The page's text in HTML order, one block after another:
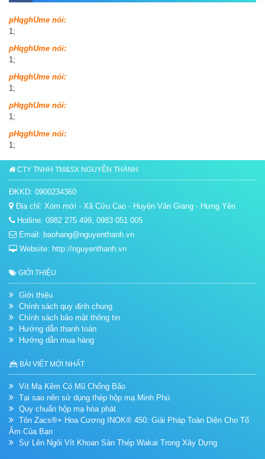
pHqghUme nói:
1;
pHqghUme nói:
1;
pHqghUme nói:
1;
pHqghUme nói:
1;
pHqghUme nói:
1;
CTY TNHH TM&SX NGUYỄN THÀNH
ĐKKD: 0900234360
Địa chỉ: Xóm mới - Xã Cửu Cao - Huyện Văn Giang - Hưng Yên
Hotline: 0982 275 499, 0983 051 005
Email: baohang@nguyenthanh.vn
Website: http://nguyenthanh.vn
GIỚI THIỆU
Giới thiệu
Chính sách quy định chung
Chính sách bảo mật thông tin
Hướng dẫn thanh toán
Hướng dẫn mua hàng
BÀI VIẾT MỚI NHẤT
Vít Mạ Kẽm Có Mũ Chống Bão
Tại sao nên sử dụng thép hộp mạ Minh Phú
Quy chuẩn hộp mạ hòa phát
Tôn Zacs®+ Hoa Cương INOK® 450: Giải Pháp Toàn Diện Cho Tổ
Ấm Của Bạn
Sự Lên Ngôi Vít Khoan Sàn Thép Wakai Trong Xây Dựng